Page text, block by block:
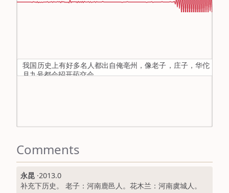
mandarin
我国历史上有好多名人都出自俺亳州，像老子，庄子，华佗，
月九号都会招开药交会。
Comments
永昆 ·2013.0
补充下历史。 老子：河南鹿邑人。花木兰：河南虞城人。